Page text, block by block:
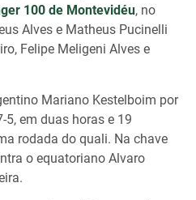
100 de Montevidéu, no
Alves e Matheus Pucinelli
Felipe Meligeni Alves e
Mariano Kestelboim por
5, em duas horas e 19
rodada do quali. Na chave
o equatoriano Alvaro